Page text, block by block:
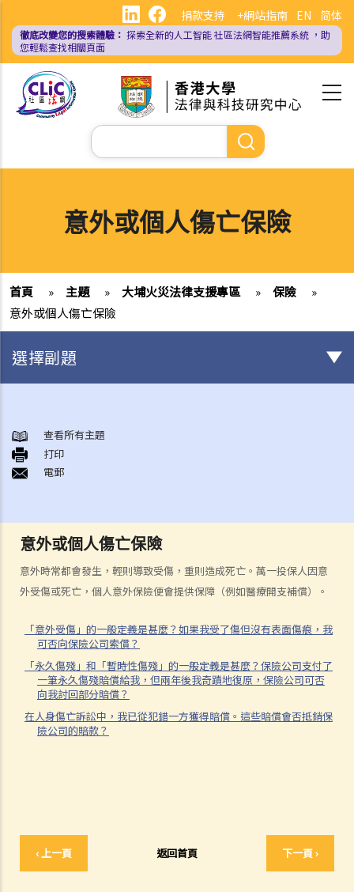
內
EN 简体
捐款支持 +網站指南
徹底改變您的搜索體驗： 探索全新的人工智能社區法網智能推薦系統 ，助
您輕鬆查找相關頁面
Search
意外或個人傷亡保險
首頁 » 主題 » 大埔火災法律支援專區 » 保險
»
意外或個人傷亡保險
意外或個人傷亡保險
意外時常都會發生，輕則導致受傷，重則造成死亡。萬一投保人因意
外受傷或死亡，個人意外保險便會提供保障（例如醫療開支補償）。
「意外受傷」的一般定義是甚麼？如果我受了傷但沒有表面傷痕，我
可否向保險公司索償？
「永久傷殘」和「暫時性傷殘」的一般定義是甚麼？保險公司支付了
一筆永久傷殘賠償給我，但兩年後我奇蹟地復原，保險公司可否
向我討回部分賠償？
在人身傷亡訴訟中，我已從犯錯一方獲得賠償。這些賠償會否抵銷保
險公司的賠款？
‹ 上一頁 返回首頁 下一頁 ›
選擇副題
A. 火葬
B. 骨灰安置所（靈灰安置所）
C. 土葬
E. 骨灰撒海
F. 遺體／骨殖／骨灰出入香港
人身傷亡
傷者本人
我受傷後，何時可提出申索？
如何就人身傷害提出申索？
人身傷害訴訟所涉的法律程序
1. 申索信（原告人）及建設性的答覆（被告人）
2. 傳訊令狀
7. 屬實申述
8. 委託專家擬備報告的守則
查看所有主題
打印
電郵